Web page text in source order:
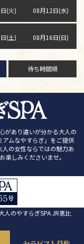
(火) 08月12日(水)
(土) 08月16日(日)
待ち時間順
があり違いが分かる大人の
ムなやすらぎ」をご提供
の女性ならではの魅力あ
楽しみくださいませ。
人のやすらぎSPA JR恵比